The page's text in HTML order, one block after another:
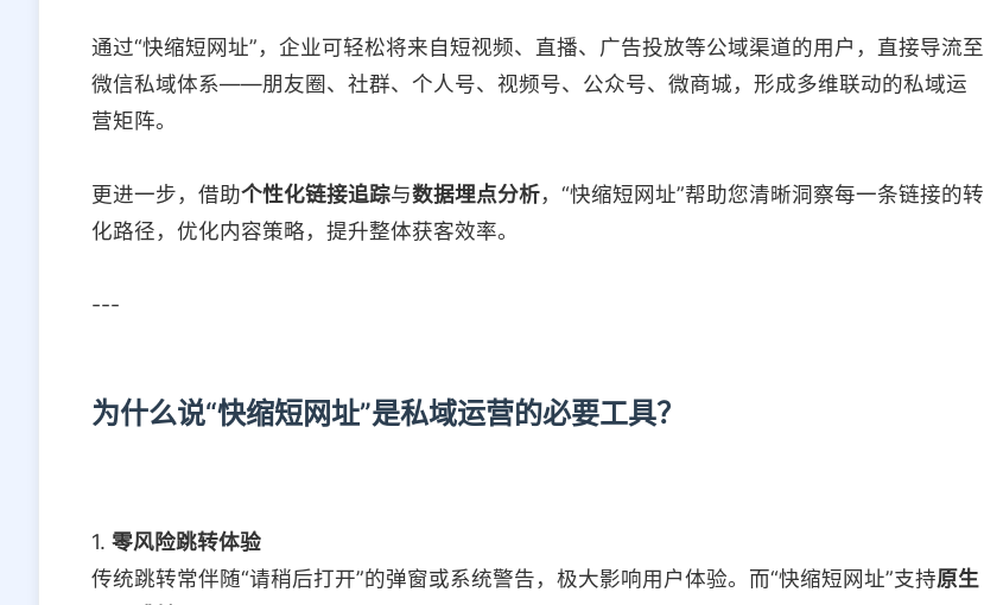
通过“快缩短网址”，企业可轻松将来自短视频、直播、广告投放等公域渠道的用户，直接导流至
微信私域体系——朋友圈、社群、个人号、视频号、公众号、微商城，形成多维联动的私域运
营矩阵。
更进一步，借助个性化链接追踪与数据埋点分析，“快缩短网址”帮助您清晰洞察每一条链接的转
化路径，优化内容策略，提升整体获客效率。
---
为什么说“快缩短网址”是私域运营的必要工具？
1. 零风险跳转体验
传统跳转常伴随“请稍后打开”的弹窗或系统警告，极大影响用户体验。而“快缩短网址”支持原生